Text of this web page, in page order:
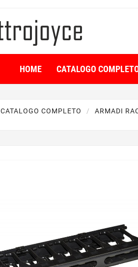
HOME CATALOGO
CATALOGO COMPLETO ARMADI